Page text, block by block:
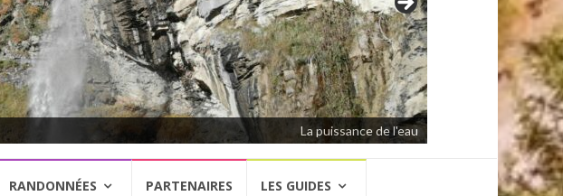
La puissance de l'eau
RANDONNÉES PARTENAIRES LES GUIDES